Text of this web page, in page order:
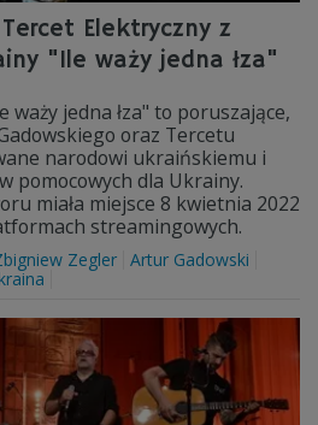
Elektryczny z
"Ile waży jedna łza"
waży jedna łza" to poruszające,
oraz Tercetu
narodowi ukraińskiemu i
pomocowych dla Ukrainy.
miała miejsce 8 kwietnia 2022
streamingowych.
Zegler Artur Gadowski